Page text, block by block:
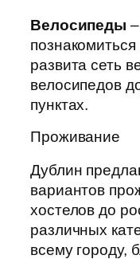
Велосипеды
развита сеть
велосипедов
пунктах.
Проживание
Дублин
вариантов
хостелов до
различных
всему городу,